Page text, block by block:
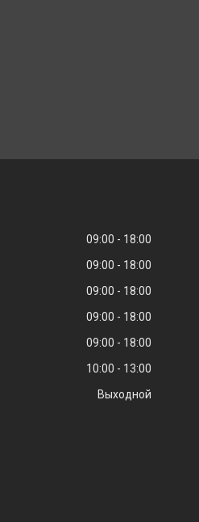
09:00
18:00
09:00
18:00
09:00
18:00
09:00
18:00
09:00
18:00
10:00
13:00
Выходной